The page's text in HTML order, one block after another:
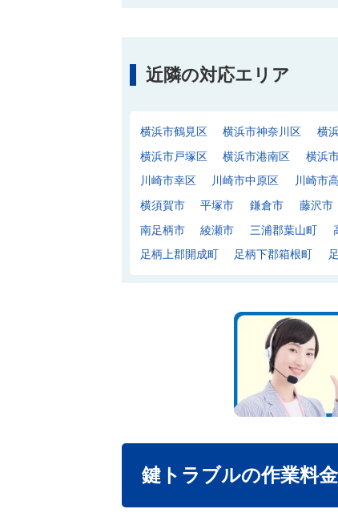
近隣の対応エリア
横浜市鶴見区 横浜市神奈川区 横
横浜市戸塚区
横浜市港南区 横浜
川崎市幸区
川崎市中原区 川崎市
横須賀市
平塚市 鎌倉市 藤沢市
南足柄市
綾瀬市 三浦郡葉山町
足柄上郡開成町
足柄下郡箱根町
鍵トラブルの作業料金